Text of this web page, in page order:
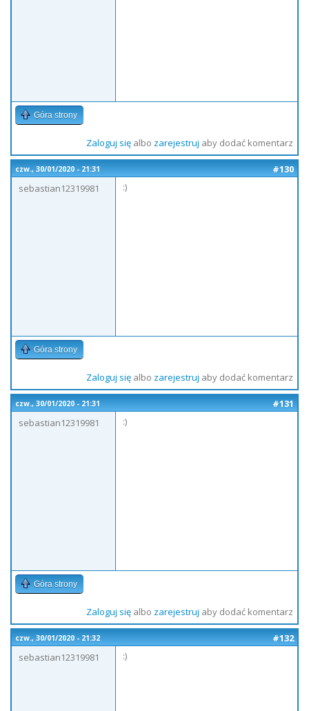
Góra strony
Zaloguj sięalbo zarejestruj aby dodać komentarz
czw., 30/01/2020 - 21:31
#130
sebastian12319981
:)
Góra strony
Zaloguj sięalbo zarejestruj aby dodać komentarz
czw., 30/01/2020 - 21:31
#131
sebastian12319981
:)
Góra strony
Zaloguj sięalbo zarejestruj aby dodać komentarz
czw., 30/01/2020 - 21:32
#132
sebastian12319981
:)